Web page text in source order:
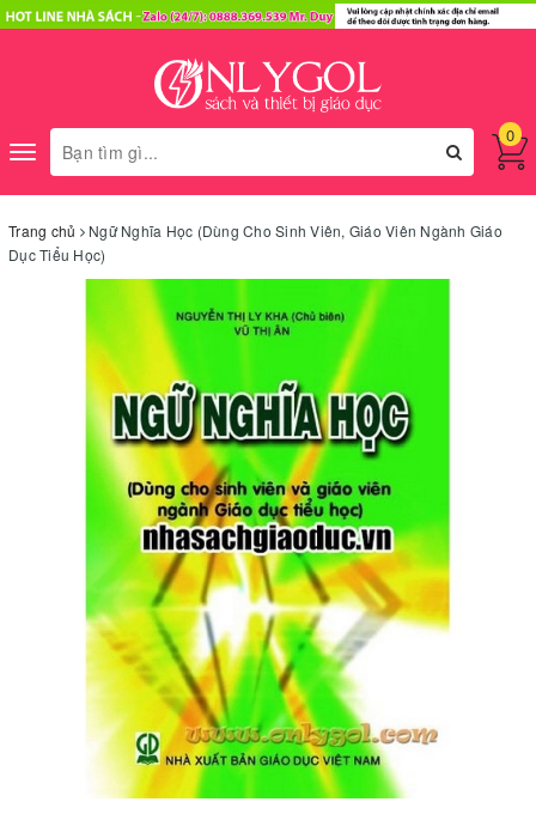
Toggle
navigation
0
Trang chủ
Ngữ Nghĩa Học (Dùng Cho Sinh Viên, Giáo Viên Ngành Giáo
Dục Tiểu Học)